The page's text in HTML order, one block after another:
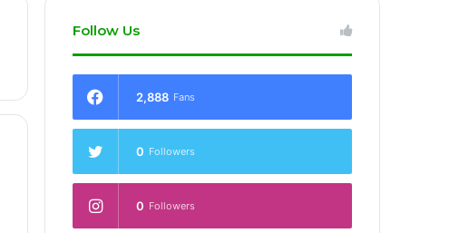
Follow Us
2,888 Fans
0 Followers
0 Followers